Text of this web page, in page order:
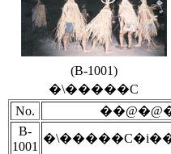
(B-1001)
�\�����C
No.
B-
1001